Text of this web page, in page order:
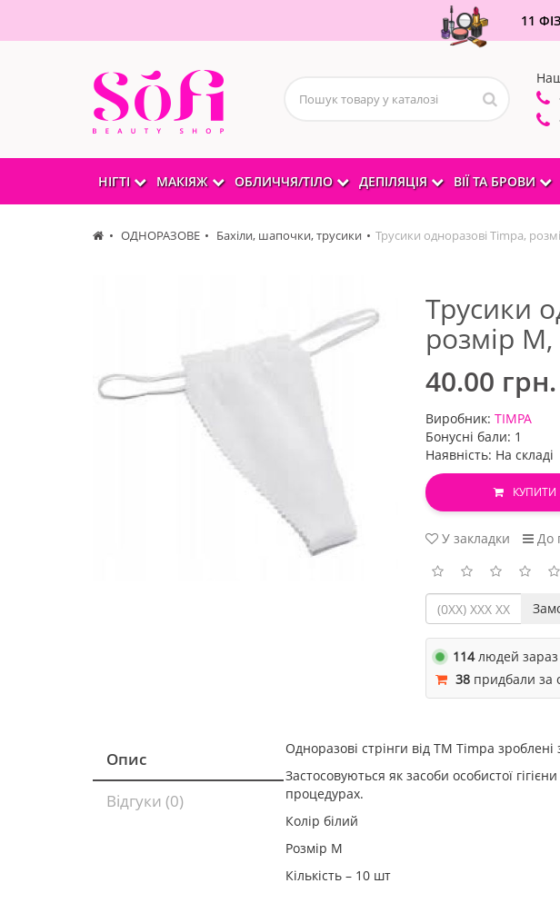
11
НІГТІ МАКІЯЖ ОБЛИЧЧЯ/ТІЛО ДЕПІЛЯЦІЯ ВІЇ ТА БРОВИ
ОДНОРАЗОВЕ Бахіли, шапочки, трусики Трусики одноразові Timpa,
Трусики
розмір
40.00 грн.
Виробник: TIMPA
Бонусні бали: 1
Наявність: На складі
КУПИТИ
У закладки
До
114людей зараз
38придбали за
Опис
Відгуки (0)
Одноразові стрінги від ТМ Timpa
Застосовуються як засоби особистої
процедурах.
Колір білий
Розмір М
Кількість – 10 шт